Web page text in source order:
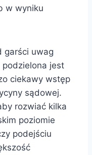
w wyniku
garści uwag
podzielona jest
ciekawy wstęp
sądowej.
rozwiać kilka
poziomie
podejściu